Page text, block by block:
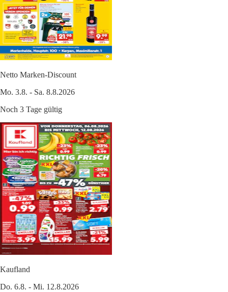
Netto Marken-Discount
Mo. 3.8. - Sa. 8.8.2026
Noch 3 Tage gültig
Kaufland
Do. 6.8. - Mi. 12.8.2026